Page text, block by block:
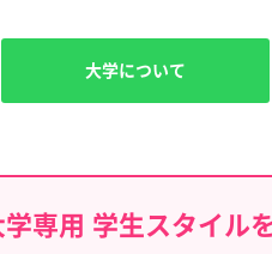
大学について
専用 学生スタイル